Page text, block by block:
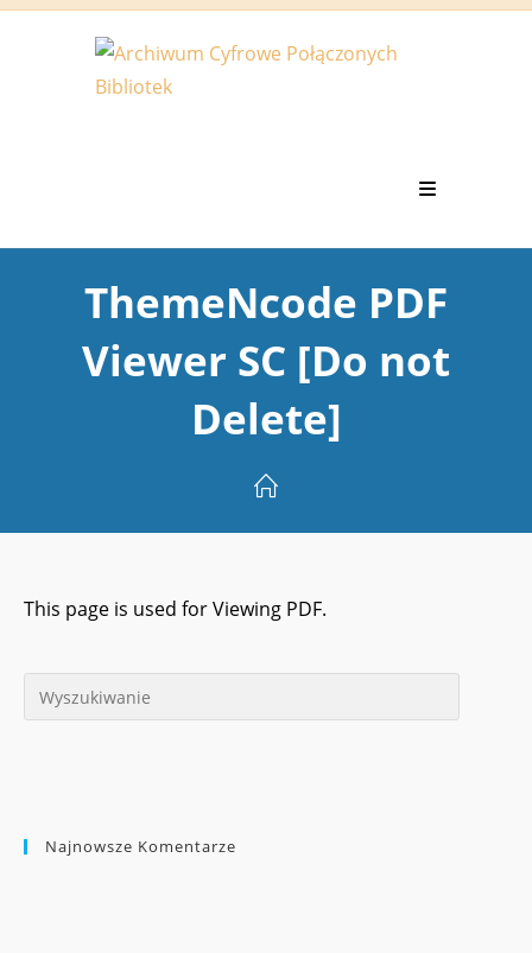
Koniec
ThemeNcode PDF
Viewer SC [Do not
Delete]
This page is used for Viewing PDF.
Najnowsze Komentarze